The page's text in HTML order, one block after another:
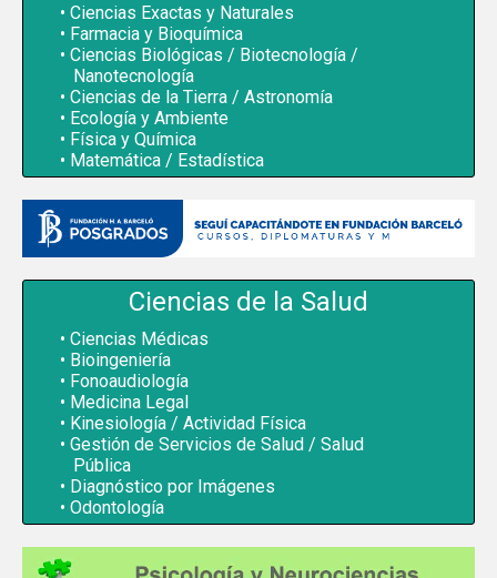
Ciencias Exactas y Naturales
Farmacia y Bioquímica
Ciencias Biológicas / Biotecnología /
Nanotecnología
Ciencias de la Tierra / Astronomía
Ecología y Ambiente
Física y Química
Matemática / Estadística
Ciencias de la Salud
Ciencias Médicas
Bioingeniería
Fonoaudiología
Medicina Legal
Kinesiología / Actividad Física
Gestión de Servicios de Salud / Salud
Pública
Diagnóstico por Imágenes
Odontología